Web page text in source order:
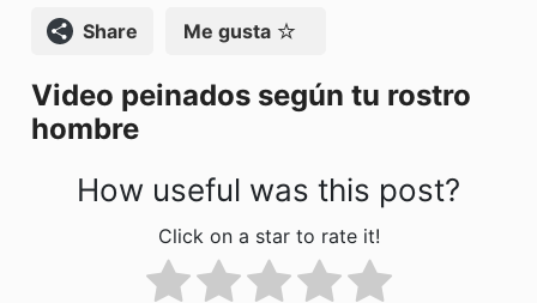
o
k
tir
Compartir Me gusta
Video peinados según tu rostro
hombre
How useful was this post?
Click on a star to rate it!